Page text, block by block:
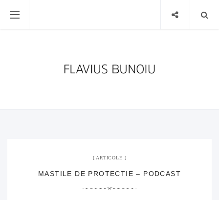
ARTICOLE
MASTILE DE PROTECTIE – PODCAST